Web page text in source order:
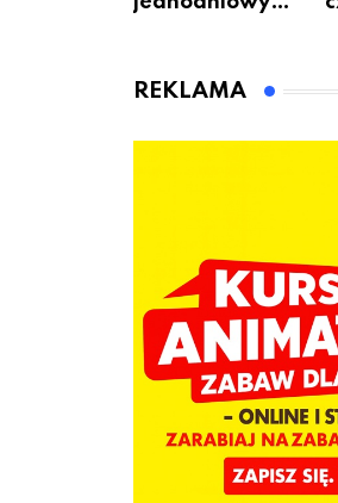
animatora
REKLAMA